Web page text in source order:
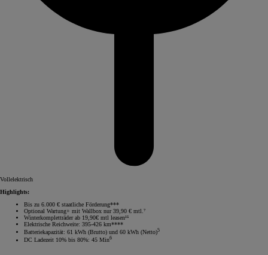
Vollelektrisch
Highlights:
Bis zu 6.000 € staatliche Förderung***
Optional Wartung+ mit Wallbox nur 39,90 € mtl.⁷
Winterkompletträder ab 19,90€ mtl leasen¹⁵
Elektrische Reichweite: 395-426 km****
Batteriekapazität: 61 kWh (Brutto) und 60 kWh (Netto)5
DC Ladezeit 10% bis 80%: 45 Min6